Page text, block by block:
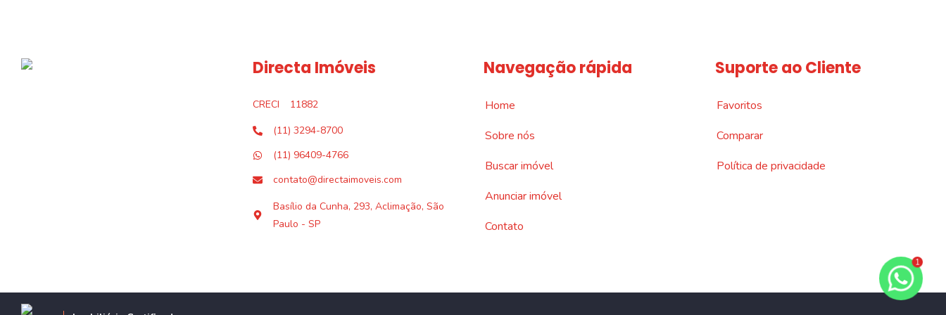
Directa Imóveis
CRECI
11882
(11) 3294-8700
(11) 96409-4766
contato@directaimoveis.com
Basílio da Cunha, 293, Aclimação, São
Paulo - SP
Navegação rápida
Home
Sobre nós
Buscar imóvel
Anunciar imóvel
Contato
Suporte ao Cliente
Favoritos
Comparar
Política de privacidade
1